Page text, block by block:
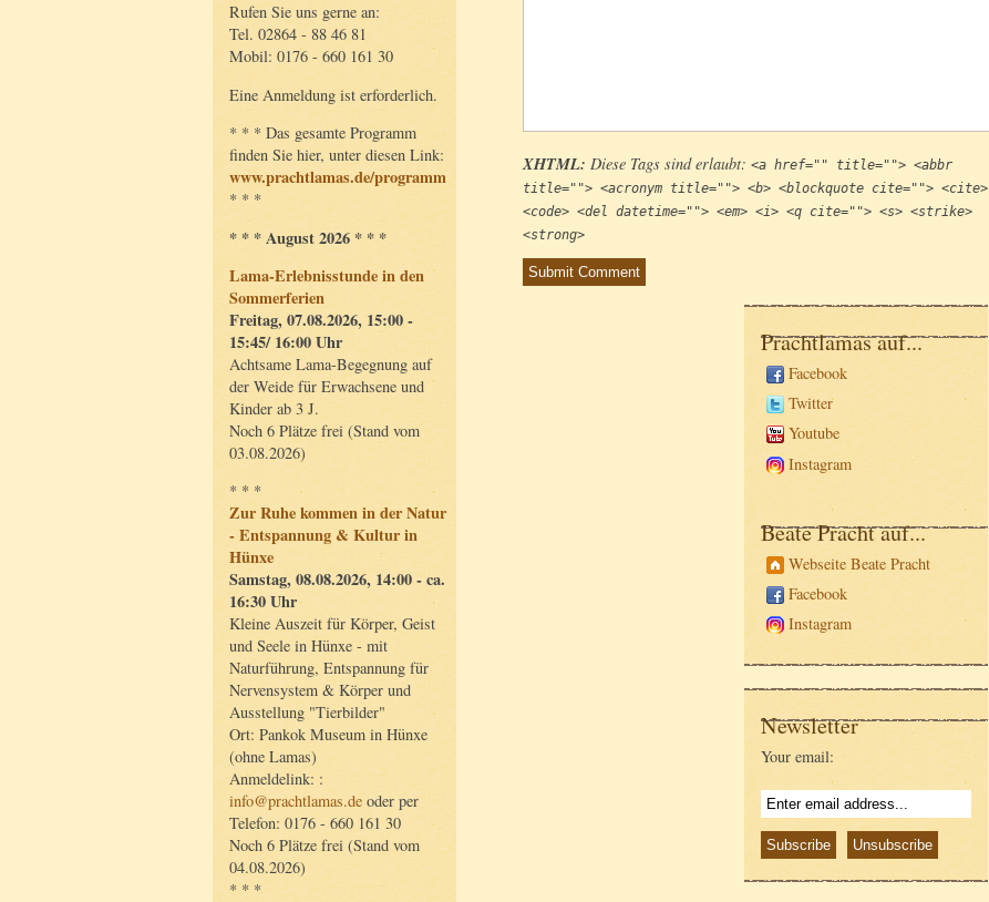
Rufen Sie uns gerne an:
Tel. 02864 - 88 46 81
Mobil: 0176 - 660 161 30
Eine Anmeldung ist erforderlich.
* * * Das gesamte Programm
finden Sie hier, unter diesen Link:
www.prachtlamas.de/programm
* * *
* * * August 2026 * * *
Lama-Erlebnisstunde in den
Sommerferien
Freitag, 07.08.2026, 15:00 -
15:45/ 16:00 Uhr
Achtsame Lama-Begegnung auf
der Weide für Erwachsene und
Kinder ab 3 J.
Noch 6 Plätze frei (Stand vom
03.08.2026)
* * *
Zur Ruhe kommen in der Natur
- Entspannung & Kultur in
Hünxe
Samstag, 08.08.2026, 14:00 - ca.
16:30 Uhr
Kleine Auszeit für Körper, Geist
und Seele in Hünxe - mit
Naturführung, Entspannung für
Nervensystem & Körper und
Ausstellung "Tierbilder"
Ort: Pankok Museum in Hünxe
(ohne Lamas)
Anmeldelink: :
info@prachtlamas.de oder per
Telefon: 0176 - 660 161 30
Noch 6 Plätze frei (Stand vom
04.08.2026)
* * *
XHTML: Diese Tags sind erlaubt: <a href="" title=""> <abbr
title=""> <acronym title=""> <b> <blockquote cite=""> <cite>
<code> <del datetime=""> <em> <i> <q cite=""> <s> <strike>
<strong>
Prachtlamas auf...
Facebook
Twitter
Youtube
Instagram
Beate Pracht auf...
Webseite Beate Pracht
Facebook
Instagram
Newsletter
Your email: